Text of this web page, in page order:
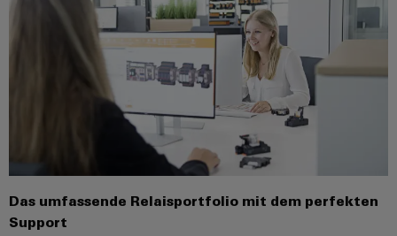
Gehäuse
Kundenspezifische
Kabelkonfektionierung
Produktinnovationen
Verbindungen für
Das umfassende Relaisportfolio mit dem perfekten
Support